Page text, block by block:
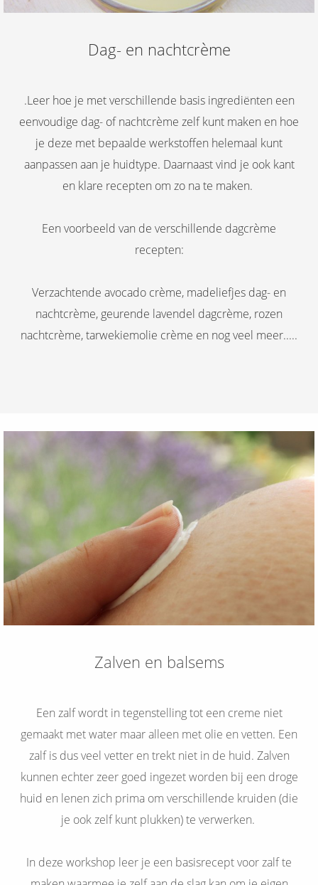
Dag- en nachtcrème
.Leer hoe je met verschillende basis ingrediënten een
eenvoudige dag- of nachtcrème zelf kunt maken en hoe
je deze met bepaalde werkstoffen helemaal kunt
aanpassen aan je huidtype. Daarnaast vind je ook kant
en klare recepten om zo na te maken.
Een voorbeeld van de verschillende dagcrème
recepten:
Verzachtende avocado crème, madeliefjes dag- en
nachtcrème, geurende lavendel dagcrème, rozen
nachtcrème, tarwekiemolie crème en nog veel meer.....
Zalven en balsems
Een zalf wordt in tegenstelling tot een creme niet
gemaakt met water maar alleen met olie en vetten. Een
zalf is dus veel vetter en trekt niet in de huid. Zalven
kunnen echter zeer goed ingezet worden bij een droge
huid en lenen zich prima om verschillende kruiden (die
je ook zelf kunt plukken) te verwerken.
In deze workshop leer je een basisrecept voor zalf te